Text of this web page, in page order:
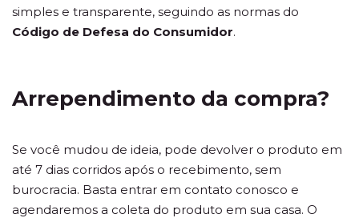
simples e transparente, seguindo as normas do
Código de Defesa do Consumidor.
Arrependimento da compra?
Se você mudou de ideia, pode devolver o produto em
até 7 dias corridos após o recebimento, sem
burocracia. Basta entrar em contato conosco e
agendaremos a coleta do produto em sua casa. O